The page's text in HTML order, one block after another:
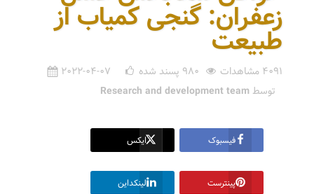
زعفران: گنجی کمیاب از
طبیعت
4091 مشاهدات 980 پسند شده
2022-04-07
توسط Research and development team
فیسبوک ایکس
پینترست لینکداین